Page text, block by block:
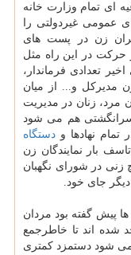
ای تمام وزارت خانه
عمومی غیردولتی را
زن در پست های
به نظر حركت در این راه مثل
تعدادی فرماندار،
مدیركل و... از میان
مرد، زنان در مدیریت
سرانگشتی هم می شود
نهادها و دستگاه
بار نمایندگان زن
زنی در شورای نگهبان
جای خود.
پیش گفته بود مردان
شده اند تا خاطرجمع
شود دستمزد كمتری